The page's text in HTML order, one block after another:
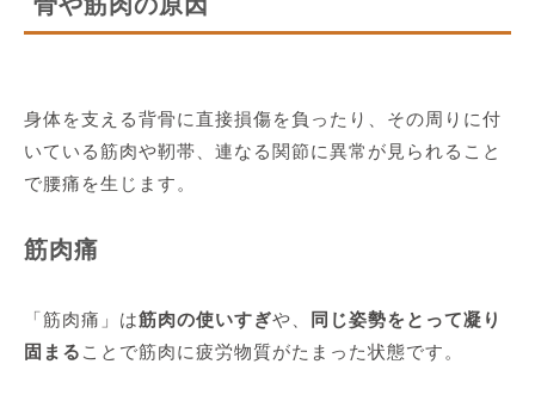
身体を支える背骨に直接損傷を負ったり、その周りに付
いている筋肉や靭帯、連なる関節に異常が見られること
で腰痛を生じます。
筋肉痛
「筋肉痛」は筋肉の使いすぎや、
同じ姿勢をとって凝り
固まる ことで筋肉に疲労物質がたまった状態です。